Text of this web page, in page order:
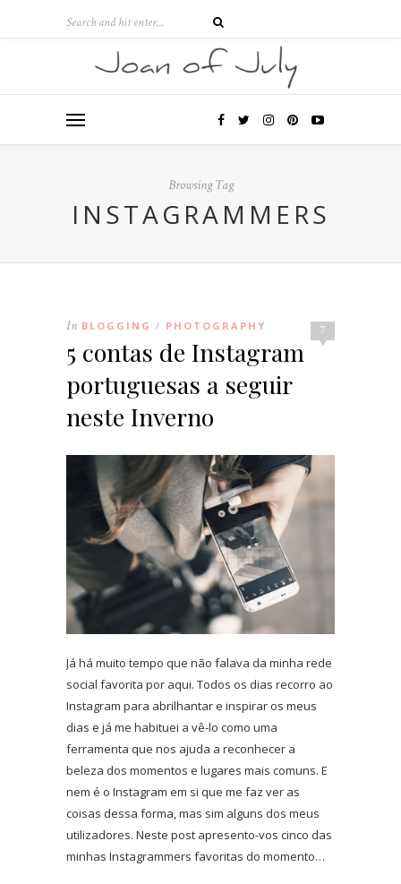
Browsing Tag
INSTAGRAMMERS
7
In BLOGGING / PHOTOGRAPHY
5 contas de Instagram
portuguesas a seguir
neste Inverno
Já há muito tempo que não falava da minha rede
social favorita por aqui. Todos os dias recorro ao
Instagram para abrilhantar e inspirar os meus
dias e já me habituei a vê-lo como uma
ferramenta que nos ajuda a reconhecer a
beleza dos momentos e lugares mais comuns. E
nem é o Instagram em si que me faz ver as
coisas dessa forma, mas sim alguns dos meus
utilizadores. Neste post apresento-vos cinco das
minhas Instagrammers favoritas do momento…